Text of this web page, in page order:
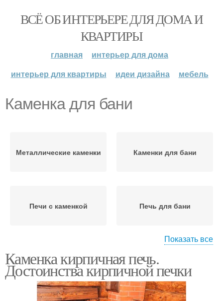
ВСЁ ОБ ИНТЕРЬЕРЕ ДЛЯ ДОМА И
КВАРТИРЫ
главная
интерьер для дома
интерьер для квартиры
идеи дизайна мебель
Каменка для бани
Металлические каменки Каменки для бани
Печи с каменкой Печь для бани
Печи для бани
Показать все
Каменка кирпичная печь.
Достоинства кирпичной печки